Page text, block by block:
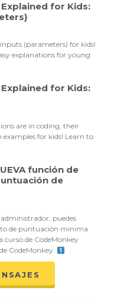
for Kids:
(parameters) for kids!
explanations for young
for Kids:
are in coding, their
for kids! Learn to
función de
de
puedes
de puntuación mínima
curso de CodeMonkey
CodeMonkey.